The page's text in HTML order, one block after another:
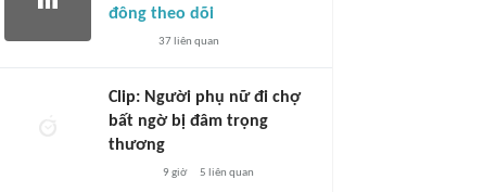
đông theo dõi
37liên quan
Clip: Người phụ nữ đi chợ
bất ngờ bị đâm trọng
thương
9 giờ 5 liên quan